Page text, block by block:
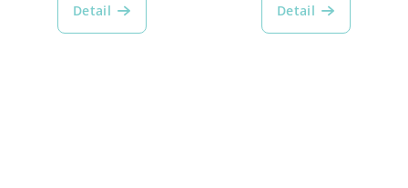
Detail Detail